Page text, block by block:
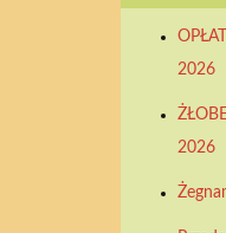
2026
2026